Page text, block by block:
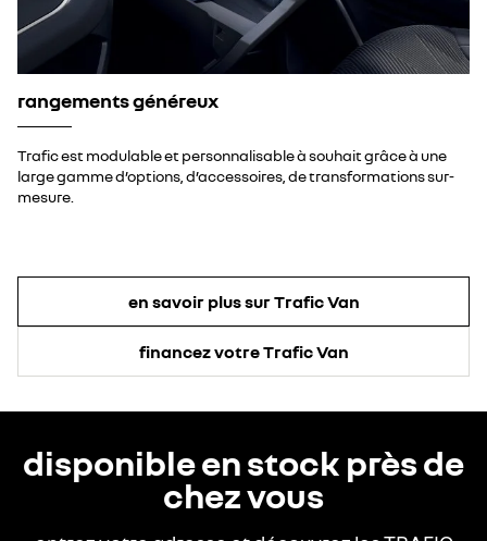
rangements généreux
Trafic est modulable et personnalisable à souhait grâce à une
large gamme d’options, d’accessoires, de transformations sur-
mesure.
en savoir plus sur Trafic Van
financez votre Trafic Van
disponible en stock près de
chez vous